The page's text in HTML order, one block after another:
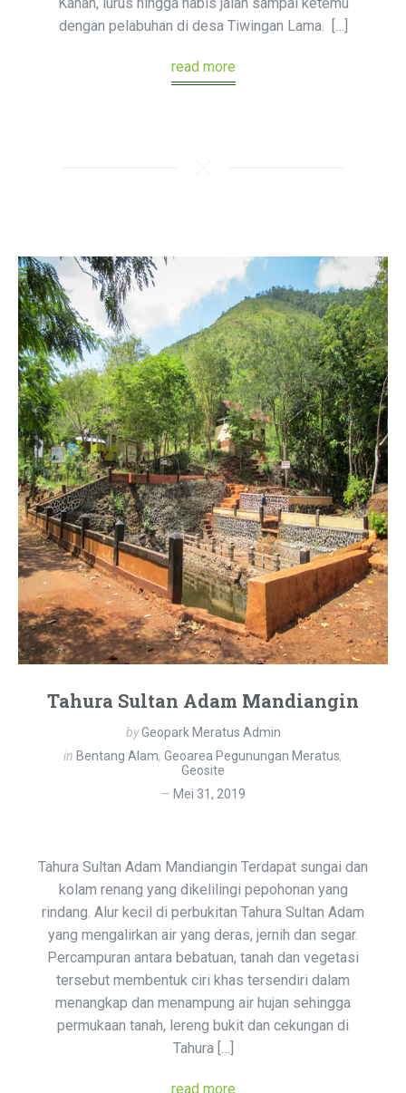
Kanan, lurus hingga habis jalan sampai ketemu
dengan pelabuhan di desa Tiwingan Lama. […]
read more
Tahura Sultan Adam Mandiangin
byGeopark Meratus Admin
in Bentang Alam, Geoarea Pegunungan Meratus,
Geosite
Mei 31, 2019
Tahura Sultan Adam Mandiangin Terdapat sungai dan
kolam renang yang dikelilingi pepohonan yang
rindang. Alur kecil di perbukitan Tahura Sultan Adam
yang mengalirkan air yang deras, jernih dan segar.
Percampuran antara bebatuan, tanah dan vegetasi
tersebut membentuk ciri khas tersendiri dalam
menangkap dan menampung air hujan sehingga
permukaan tanah, lereng bukit dan cekungan di
Tahura […]
read more